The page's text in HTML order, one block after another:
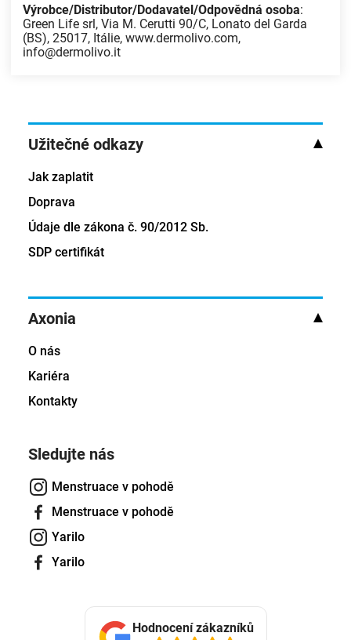
Výrobce/Distributor/Dodavatel/Odpovědná osoba:
Green Life srl, Via M. Cerutti 90/C, Lonato del Garda
(BS), 25017, Itálie, www.dermolivo.com,
info@dermolivo.it
Axonia
O nás
Kariéra
Kontakty
Užitečné odkazy
Jak zaplatit
Doprava
Údaje dle zákona č. 90/2012 Sb.
SDP certifikát
Sledujte nás
Menstruace v pohodě
Menstruace v pohodě
Yarilo
Yarilo
Hodnocení zákazníků